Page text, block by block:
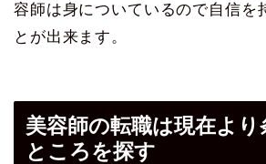
容師は身についているので自信を
とが出来ます。
美容師の転職は現在より
ところを探す